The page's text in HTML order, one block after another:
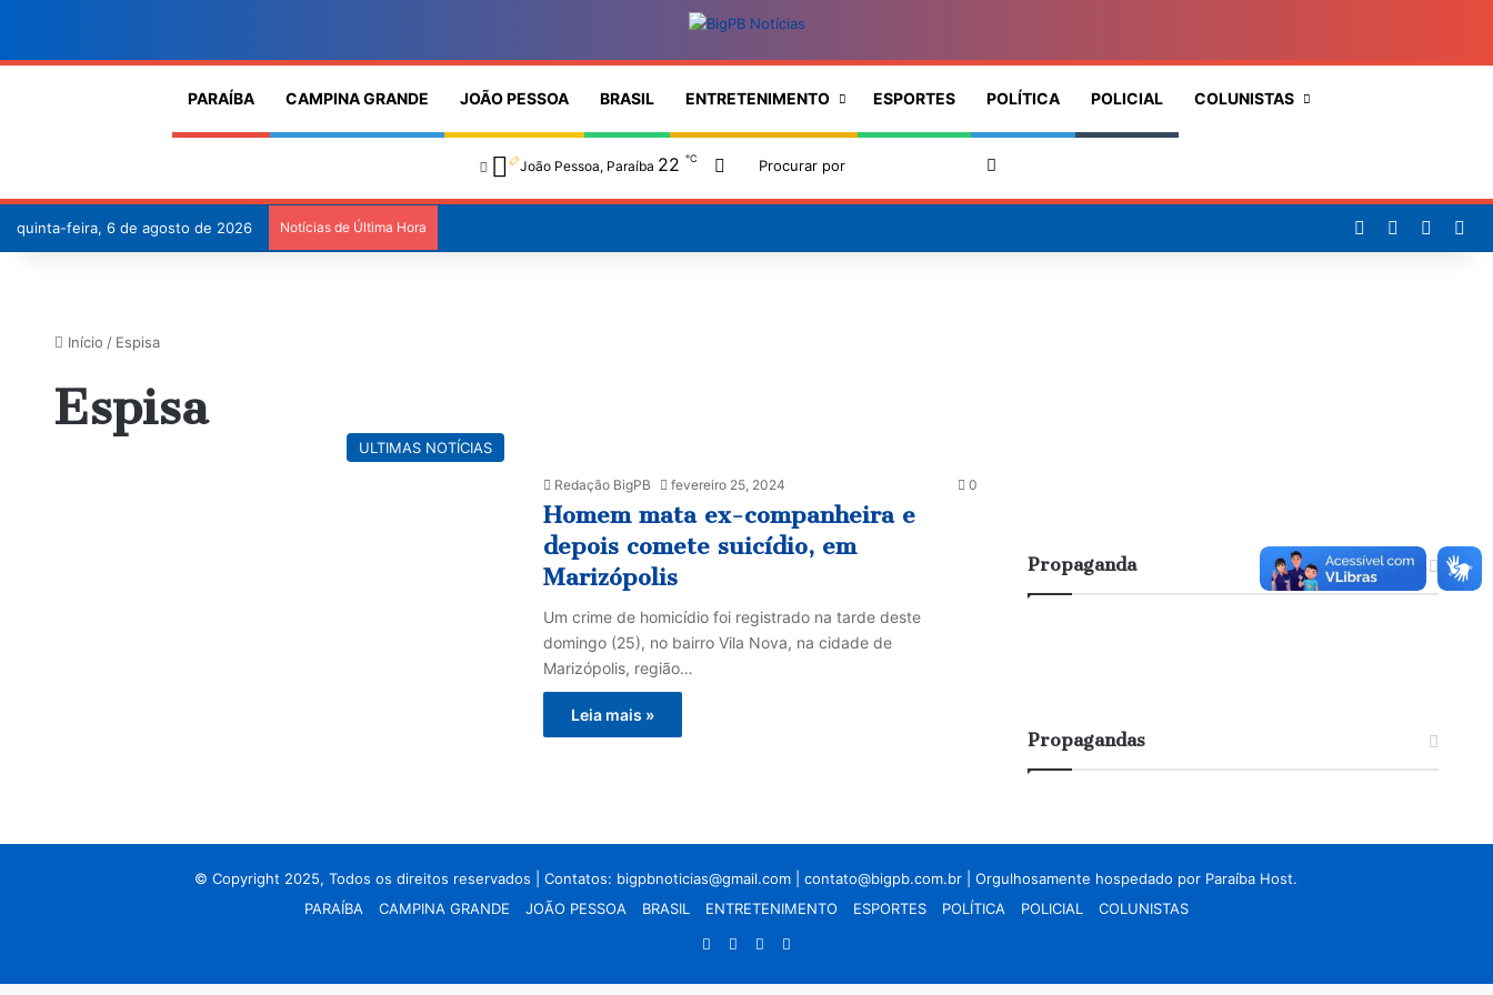
PARAÍBA CAMPINA GRANDE JOÃO PESSOA BRASIL ENTRETENIMENTO ESPORTES POLÍTICA POLICIAL COLUNISTAS
João Pessoa, Paraíba 22 ℃ Switch skin
por
quinta-feira, 6 de agosto de 2026 Notícias de Última Hora Facebook
Início / Espisa
Espisa
ULTIMAS NOTÍCIAS
Redação BigPB fevereiro 25, 2024 0
Homem mata ex-companheira e
depois comete suicídio, em
Marizópolis
Um crime de homicídio foi registrado na tarde deste
domingo (25), no bairro Vila Nova, na cidade de
Marizópolis, região…
Leia mais »
Propaganda
Propagandas
© Copyright 2025, Todos os direitos reservados | Contatos: bigpbnoticias@gmail.com |contato@bigpb.com.br | Orgulhosamente hospedado por Paraíba Host.
PARAÍBA
CAMPINA GRANDE JOÃO PESSOA BRASIL ENTRETENIMENTO ESPORTES POLÍTICA POLICIAL
COLUNISTAS
Facebook
X YouTubeInstagram